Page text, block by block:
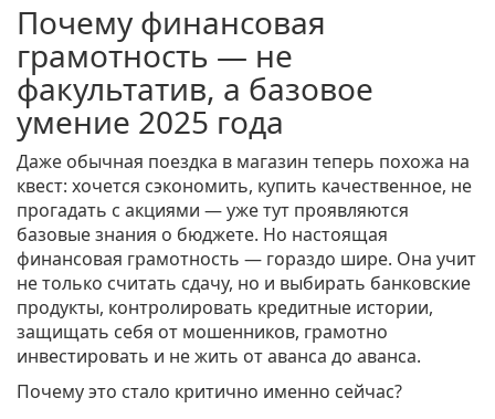
Почему финансовая
грамотность — не
факультатив, а базовое
умение 2025 года
Даже обычная поездка в магазин теперь похожа на
квест: хочется сэкономить, купить качественное, не
прогадать с акциями — уже тут проявляются
базовые знания о бюджете. Но настоящая
финансовая грамотность — гораздо шире. Она учит
не только считать сдачу, но и выбирать банковские
продукты, контролировать кредитные истории,
защищать себя от мошенников, грамотно
инвестировать и не жить от аванса до аванса.
Почему это стало критично именно сейчас?